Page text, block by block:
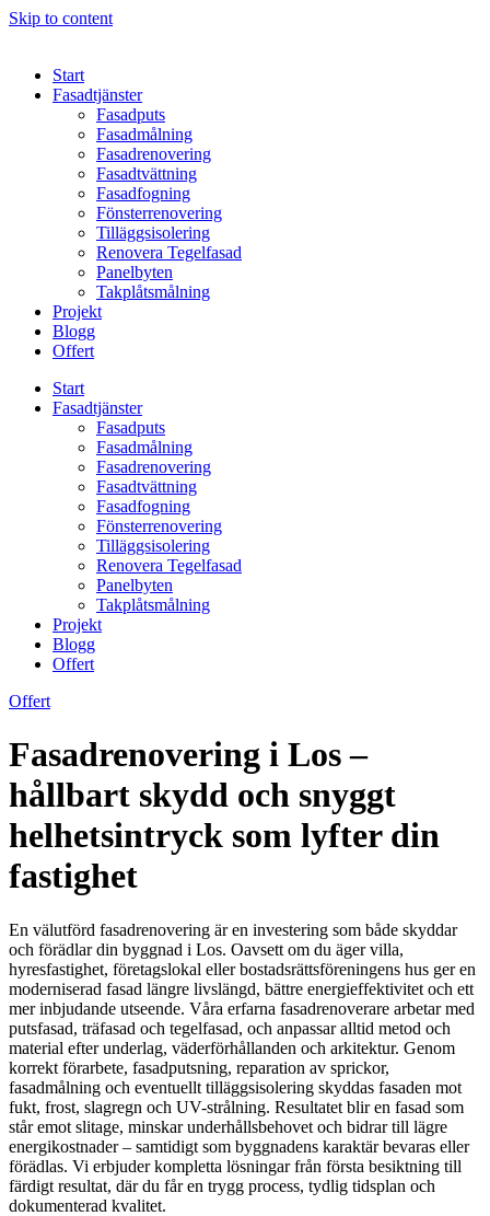
Skip to content
Start
Fasadtjänster
Fasadputs
Fasadmålning
Fasadrenovering
Fasadtvättning
Fasadfogning
Fönsterrenovering
Tilläggsisolering
Renovera Tegelfasad
Panelbyten
Takplåtsmålning
Projekt
Blogg
Offert
Start
Fasadtjänster
Fasadputs
Fasadmålning
Fasadrenovering
Fasadtvättning
Fasadfogning
Fönsterrenovering
Tilläggsisolering
Renovera Tegelfasad
Panelbyten
Takplåtsmålning
Projekt
Blogg
Offert
Offert
Fasadrenovering i Los –
hållbart skydd och snyggt
helhetsintryck som lyfter din
fastighet
En välutförd fasadrenovering är en investering som både skyddar
och förädlar din byggnad i Los. Oavsett om du äger villa,
hyresfastighet, företagslokal eller bostadsrättsföreningens hus ger en
moderniserad fasad längre livslängd, bättre energieffektivitet och ett
mer inbjudande utseende. Våra erfarna fasadrenoverare arbetar med
putsfasad, träfasad och tegelfasad, och anpassar alltid metod och
material efter underlag, väderförhållanden och arkitektur. Genom
korrekt förarbete, fasadputsning, reparation av sprickor,
fasadmålning och eventuellt tilläggsisolering skyddas fasaden mot
fukt, frost, slagregn och UV-strålning. Resultatet blir en fasad som
står emot slitage, minskar underhållsbehovet och bidrar till lägre
energikostnader – samtidigt som byggnadens karaktär bevaras eller
förädlas. Vi erbjuder kompletta lösningar från första besiktning till
färdigt resultat, där du får en trygg process, tydlig tidsplan och
dokumenterad kvalitet.